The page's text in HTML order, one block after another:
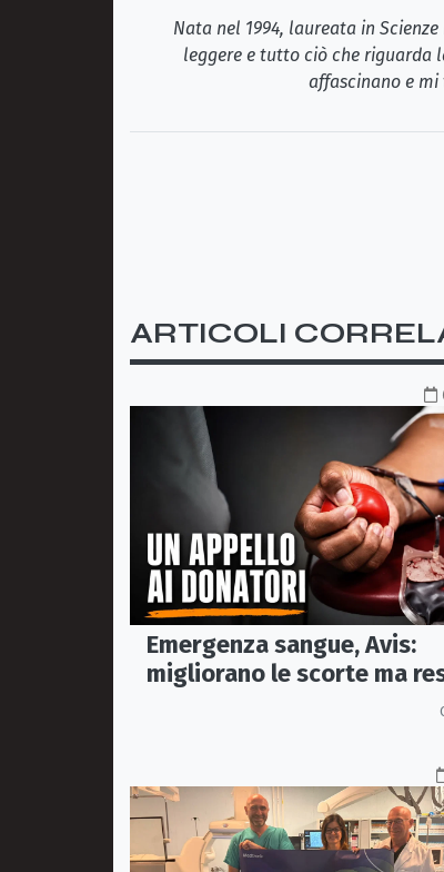
Nata nel 1994, laureata in
leggere e tutto ciò che riguarda
affascinano e mi
ARTICOLI
Emergenza sangue, Avis:
migliorano le scorte ma
alta l'attenzione sul